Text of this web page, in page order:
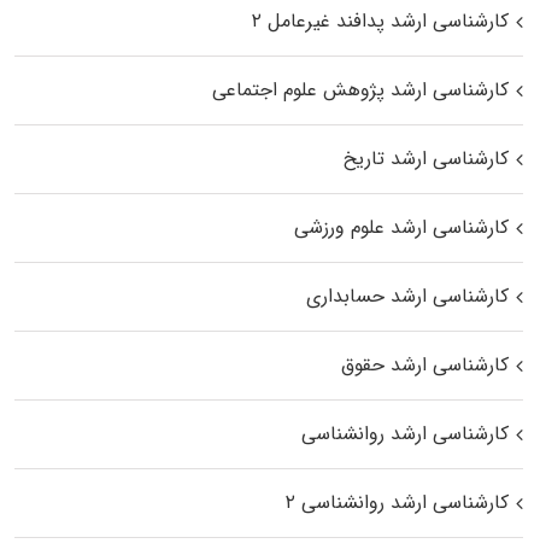
کارشناسی ارشد پدافند غیرعامل ۲
کارشناسی ارشد پژوهش علوم اجتماعی
کارشناسی ارشد تاریخ
کارشناسی ارشد علوم ورزشی
کارشناسی ارشد حسابداری
کارشناسی ارشد حقوق
کارشناسی ارشد روانشناسی
کارشناسی ارشد روانشناسی ۲